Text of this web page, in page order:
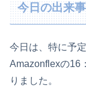
今日の出来事
今日は、特に予
Amazonflexの16
りました。